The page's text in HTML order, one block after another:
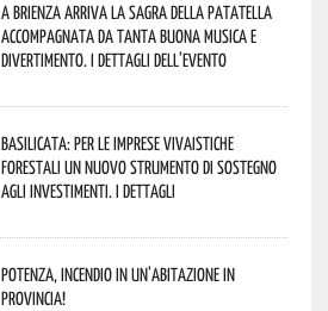
A Brienza arriva la Sagra della Patatella
accompagnata da tanta buona musica e
divertimento. I dettagli dell’evento
Basilicata: per le imprese vivaistiche
forestali un nuovo strumento di sostegno
agli investimenti. I dettagli
Potenza, incendio in un’abitazione in
provincia!